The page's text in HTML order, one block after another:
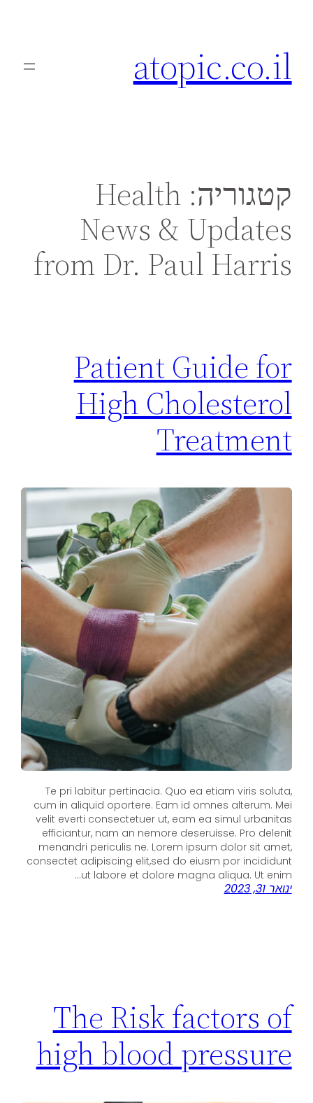
atopic.co.il
קטגוריה: Health
News & Updates
from Dr. Paul Harris
Patient Guide for
High Cholesterol
Treatment
Te pri labitur pertinacia. Quo ea etiam viris soluta,
cum in aliquid oportere. Eam id omnes alterum. Mei
velit everti consectetuer ut, eam ea simul urbanitas
efficiantur, nam an nemore deseruisse. Pro delenit
menandri periculis ne. Lorem ipsum dolor sit amet,
consectet adipiscing elit,sed do eiusm por incididunt
ut labore et dolore magna aliqua. Ut enim…
ינואר 31, 2023
The Risk factors of
high blood pressure